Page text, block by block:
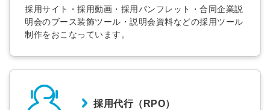
採用サイト・採用動画・採用パンフレット・合同企業説
明会のブース装飾ツール・説明会資料などの採用ツール
制作をおこなっています。
採用代行（RPO）
する
※ログインIDとなります
同意のうえ